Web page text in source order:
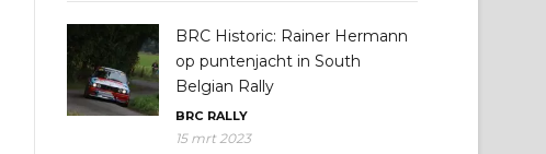
BRC Historic: Rainer Hermann
op puntenjacht in South
Belgian Rally
BRC RALLY
15 mrt 2023